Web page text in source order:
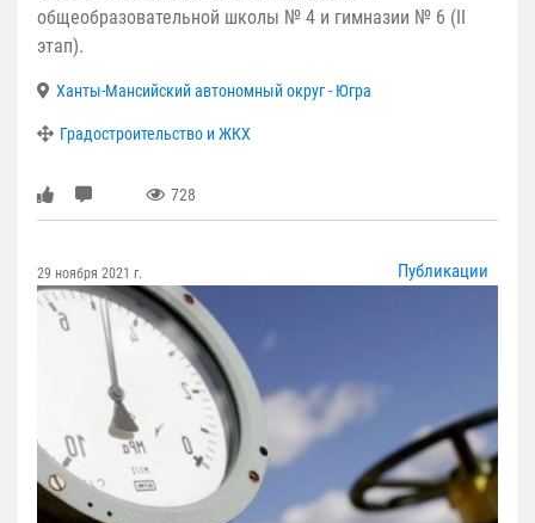
общеобразовательной школы № 4 и гимназии № 6 (II
этап).
Ханты-Мансийский автономный округ - Югра
Градостроительство и ЖКХ
728
29 ноября 2021 г. Публикации